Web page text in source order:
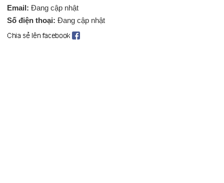
Email: Đang cập nhật
Số điện thoại: Đang cập nhật